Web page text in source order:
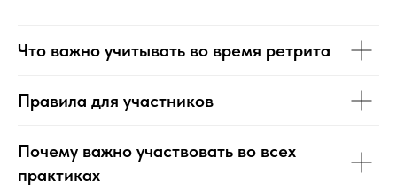
Что важно учитывать во время ретрита
Правила для участников
Почему важно участвовать во всех
практиках